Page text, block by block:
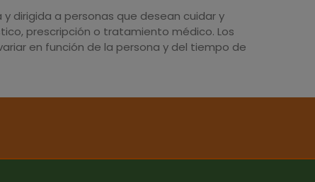
dirigida a personas que desean cuidar y
prescripción o tratamiento médico. Los
en función de la persona y del tiempo de